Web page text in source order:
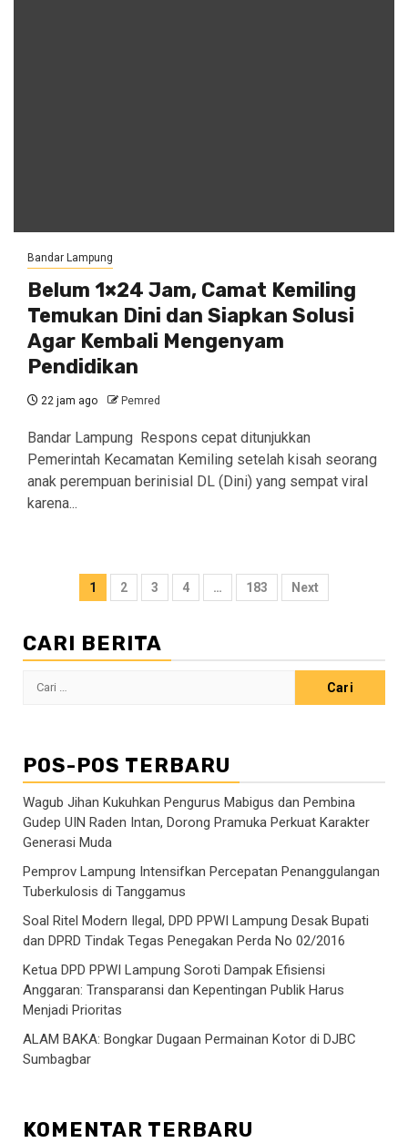
Bandar Lampung
Belum 1×24 Jam, Camat Kemiling
Temukan Dini dan Siapkan Solusi
Agar Kembali Mengenyam
Pendidikan
22 jam ago Pemred
Bandar Lampung Respons cepat ditunjukkan
Pemerintah Kecamatan Kemiling setelah kisah seorang
anak perempuan berinisial DL (Dini) yang sempat viral
karena...
Paginasi
1 2 3 4 … 183 Next
CARI BERITA
Cari
POS-POS TERBARU
Wagub Jihan Kukuhkan Pengurus Mabigus dan Pembina
Gudep UIN Raden Intan, Dorong Pramuka Perkuat Karakter
Generasi Muda
Pemprov Lampung Intensifkan Percepatan Penanggulangan
Tuberkulosis di Tanggamus
Soal Ritel Modern Ilegal, DPD PPWI Lampung Desak Bupati
dan DPRD Tindak Tegas Penegakan Perda No 02/2016
Ketua DPD PPWI Lampung Soroti Dampak Efisiensi
Anggaran: Transparansi dan Kepentingan Publik Harus
Menjadi Prioritas
ALAM BAKA: Bongkar Dugaan Permainan Kotor di DJBC
Sumbagbar
KOMENTAR TERBARU